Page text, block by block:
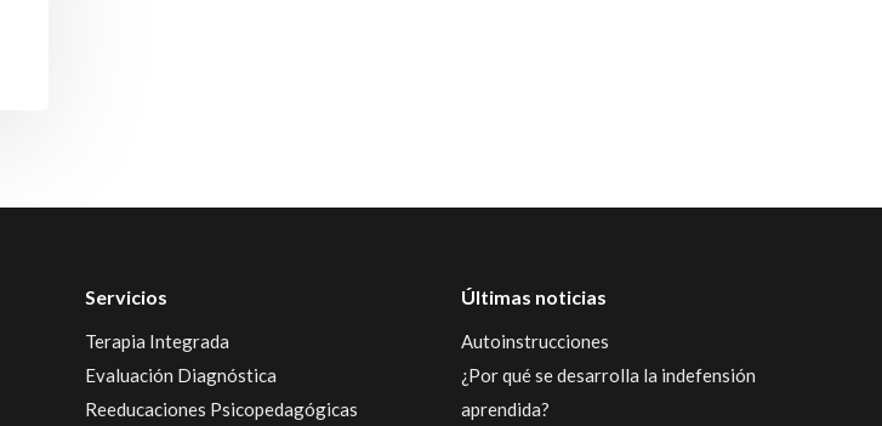
Servicios
Terapia Integrada
Evaluación Diagnóstica
Reeducaciones Psicopedagógicas
Últimas noticias
Autoinstrucciones
¿Por qué se desarrolla la indefensión
aprendida?